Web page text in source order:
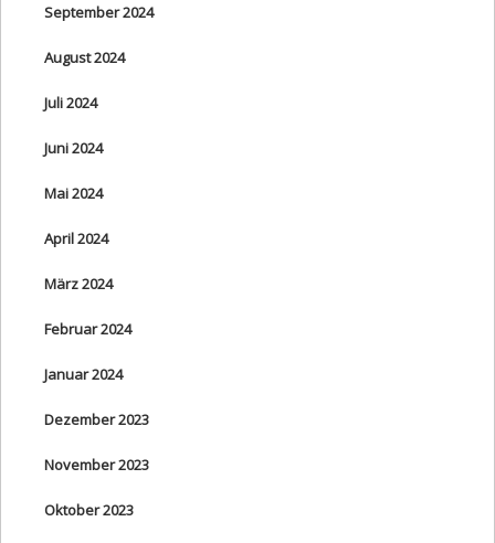
September 2024
August 2024
Juli 2024
Juni 2024
Mai 2024
April 2024
März 2024
Februar 2024
Januar 2024
Dezember 2023
November 2023
Oktober 2023